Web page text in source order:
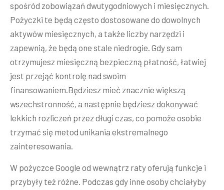
spośród zobowiązań dwutygodniowych i miesięcznych.
Pożyczki te będą często dostosowane do dowolnych
aktywów miesięcznych, a także liczby narzędzi i
zapewnią, że będą one stale niedrogie. Gdy sam
otrzymujesz miesięczną bezpieczną płatność, łatwiej
jest przejąć kontrolę nad swoim
finansowaniem.Będziesz mieć znacznie większą
wszechstronność, a następnie będziesz dokonywać
lekkich rozliczeń przez długi czas, co pomoże osobie
trzymać się metod unikania ekstremalnego
zainteresowania.
W pożyczce Google od wewnątrz raty oferują funkcje i
przybyły też różne. Podczas gdy inne osoby chciałyby